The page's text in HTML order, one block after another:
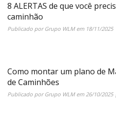
8 ALERTAS de que você
caminhão
Publicado porGrupo WLMem 18/11/2025
Como montar um plano de
de Caminhões
Publicado porGrupo WLMem26/10/2025|